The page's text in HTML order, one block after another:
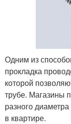
Одним из
прокладка
которой
трубе. Магазины
разного
в квартире.